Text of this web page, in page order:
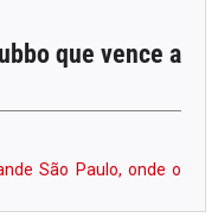
que vence a
São Paulo, onde o